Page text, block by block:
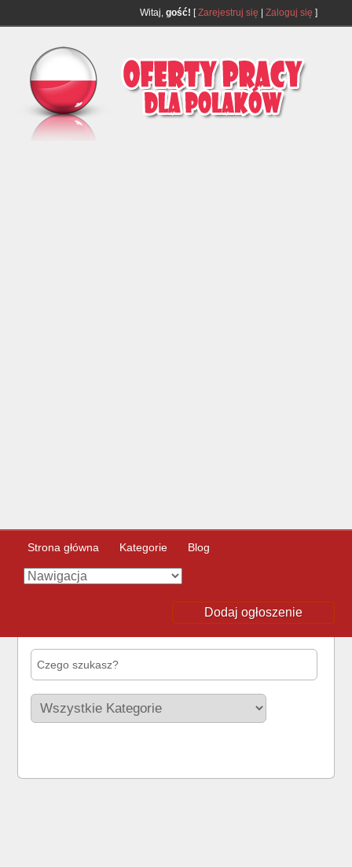
Witaj, gość! [Zarejestruj się Zaloguj się ]
Strona główna Kategorie Blog
Dodaj ogłoszenie